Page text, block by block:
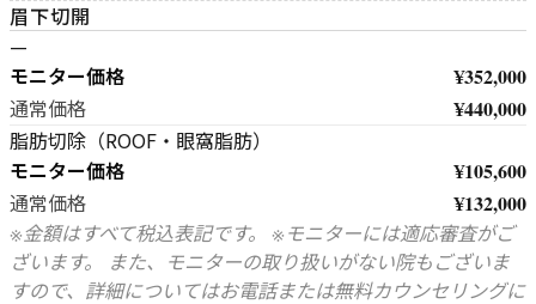
眉下切開
—
モニター価格 ¥352,000
通常価格 ¥440,000
脂肪切除（ROOF・眼窩脂肪）
モニター価格 ¥105,600
通常価格 ¥132,000
※金額はすべて税込表記です。 ※モニターには適応審査がご
ざいます。 また、モニターの取り扱いがない院もございま
すので、詳細についてはお電話または無料カウンセリングに